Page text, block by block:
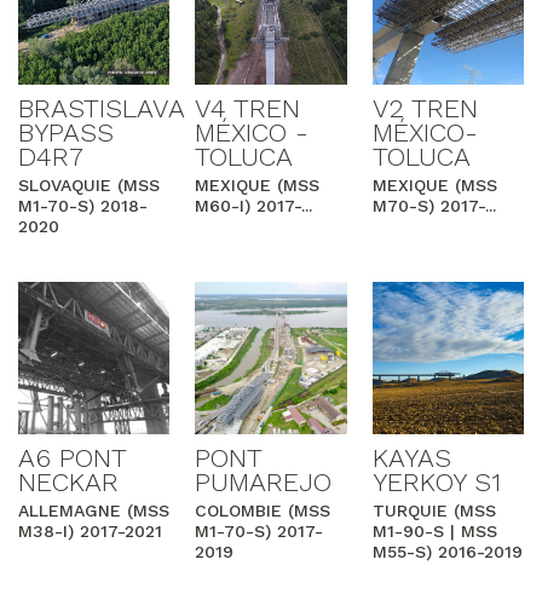
BRASTISLAVA
BYPASS
D4R7
SLOVAQUIE (MSS
M1-70-S) 2018-
2020
V4 TREN
MÉXICO -
TOLUCA
MEXIQUE (MSS
M60-I) 2017-...
V2 TREN
MÉXICO-
TOLUCA
MEXIQUE (MSS
M70-S) 2017-...
A6 PONT
NECKAR
ALLEMAGNE (MSS
M38-I) 2017-2021
PONT
PUMAREJO
COLOMBIE (MSS
M1-70-S) 2017-
2019
KAYAS
YERKOY S1
TURQUIE (MSS
M1-90-S | MSS
M55-S) 2016-2019